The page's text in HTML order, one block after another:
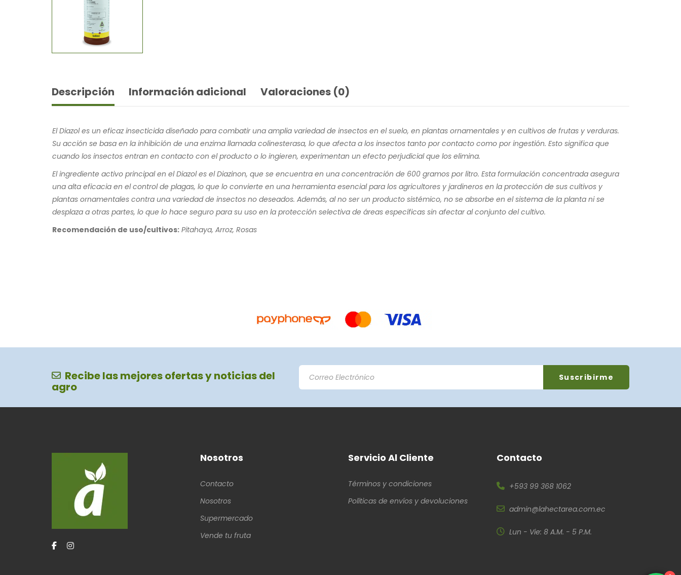
Descripción Información adicional Valoraciones (0)
El Diazol es un eficaz insecticida diseñado para combatir una amplia variedad de insectos en el suelo, en plantas ornamentales y en cultivos de frutas y verduras.
Su acción se basa en la inhibición de una enzima llamada colinesterasa, lo que afecta a los insectos tanto por contacto como por ingestión. Esto significa que
cuando los insectos entran en contacto con el producto o lo ingieren, experimentan un efecto perjudicial que los elimina.
El ingrediente activo principal en el Diazol es el Diazinon, que se encuentra en una concentración de 600 gramos por litro. Esta formulación concentrada asegura
una alta eficacia en el control de plagas, lo que lo convierte en una herramienta esencial para los agricultores y jardineros en la protección de sus cultivos y
plantas ornamentales contra una variedad de insectos no deseados. Además, al no ser un producto sistémico, no se absorbe en el sistema de la planta ni se
desplaza a otras partes, lo que lo hace seguro para su uso en la protección selectiva de áreas específicas sin afectar al conjunto del cultivo.
Recomendación de uso/cultivos: Pitahaya, Arroz, Rosas
Recibe las mejores ofertas y noticias del
agro
Nosotros
Contacto
Nosotros
Supermercado
Vende tu fruta
Servicio Al Cliente
Términos y condiciones
Políticas de envíos y devoluciones
Contacto
+593 99 368 1062
admin@lahectarea.com.ec
Lun - Vie: 8 A.M. - 5 P.M.